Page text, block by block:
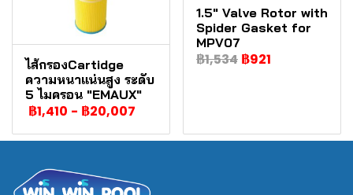
ไส้กรองCartidge
ความหนาแน่นสูง ระดับ
5 ไมครอน "EMAUX"
฿1,410 - ฿20,007
1.5" Valve Rotor with
Spider Gasket for
MPV07
฿1,534 ฿921